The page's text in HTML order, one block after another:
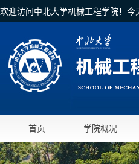
欢迎访问中北大学机械工程学院！今
首页 学院概况